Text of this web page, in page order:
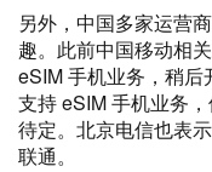
另外，中国多家运营
趣。此前中国移动相
eSIM 手机业务，稍
支持 eSIM 手机业务
待定。北京电信也表
联通。